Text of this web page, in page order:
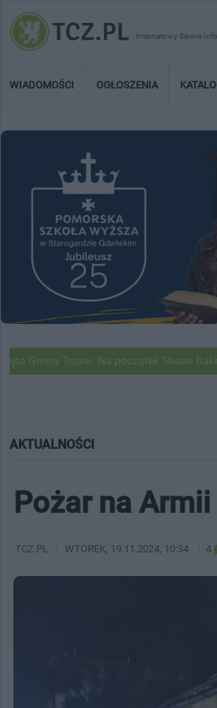
Internetowy Serwis
WIADOMOŚCI OGŁOSZENIA
Na początek Shaun Baker & Jessica
AKTUALNOŚCI
Pożar na
TCZ.PL WTOREK , 19.11.2024, 10:34 4